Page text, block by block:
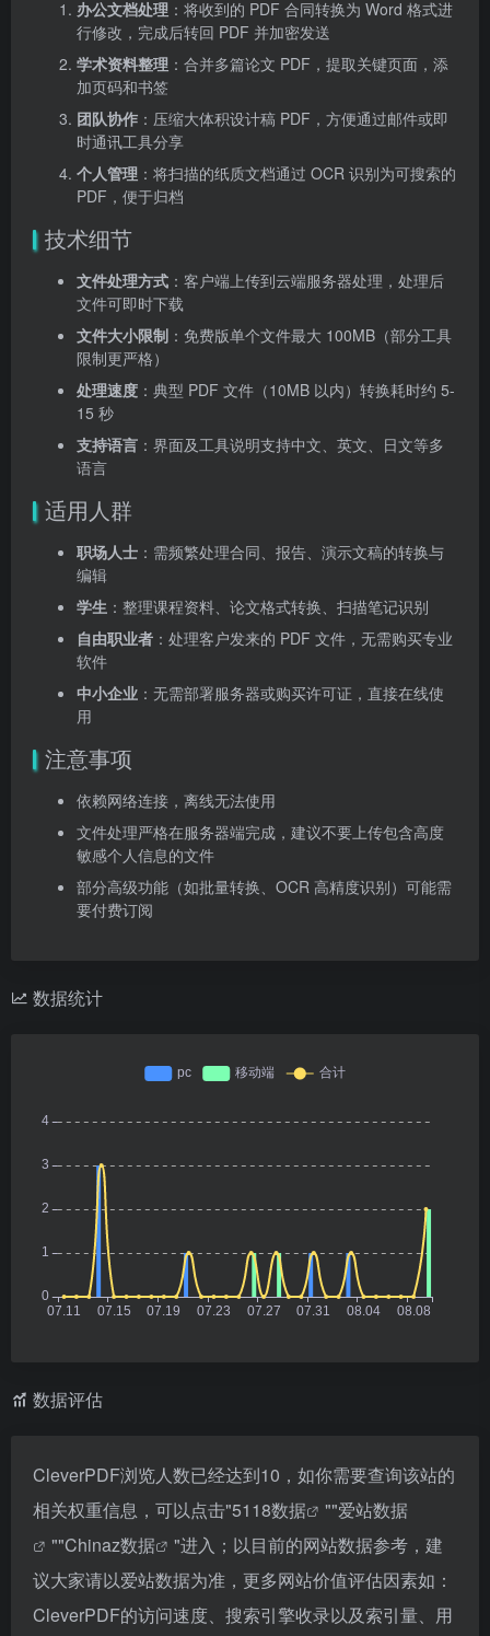
办公文档处理 ：将收到的 PDF 合同转换为 Word 格式进
行修改，完成后转回 PDF 并加密发送
学术资料整理 ：合并多篇论文 PDF，提取关键页面，添
加页码和书签
团队协作 ：压缩大体积设计稿 PDF，方便通过邮件或即
时通讯工具分享
个人管理 ：将扫描的纸质文档通过 OCR 识别为可搜索的
PDF，便于归档
技术细节
文件处理方式 ：客户端上传到云端服务器处理，处理后
文件可即时下载
文件大小限制 ：免费版单个文件最大 100MB（部分工具
限制更严格）
处理速度 ：典型 PDF 文件（10MB 以内）转换耗时约 5-
15 秒
支持语言 ：界面及工具说明支持中文、英文、日文等多
语言
适用人群
职场人士 ：需频繁处理合同、报告、演示文稿的转换与
编辑
学生 ：整理课程资料、论文格式转换、扫描笔记识别
自由职业者 ：处理客户发来的 PDF 文件，无需购买专业
软件
中小企业 ：无需部署服务器或购买许可证，直接在线使
用
注意事项
依赖网络连接，离线无法使用
文件处理严格在服务器端完成，建议不要上传包含高度
敏感个人信息的文件
部分高级功能（如批量转换、OCR 高精度识别）可能需
要付费订阅
数据统计
数据评估
CleverPDF浏览人数已经达到10，如你需要查询该站的
相关权重信息，可以点击"5118数据 ""爱站数据
""Chinaz数据
"进入；以目前的网站数据参考，建
议大家请以爱站数据为准，更多网站价值评估因素如：
CleverPDF的访问速度、搜索引擎收录以及索引量、用